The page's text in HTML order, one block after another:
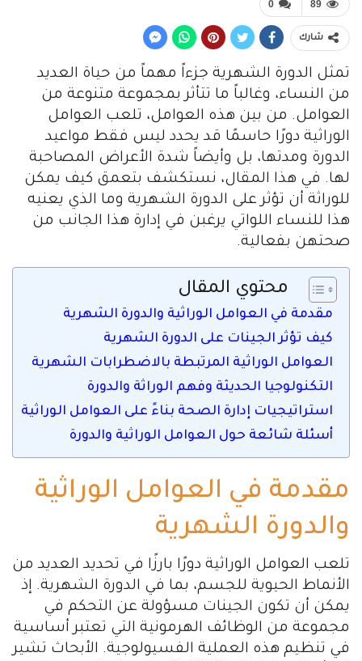
0 89
شارك
تمثل الدورة الشهرية جزءاً مهماً من حياة العديد
من النساء، وغالباً ما تتأثر بمجموعة متنوعة من
العوامل. من بين هذه العوامل، تلعب العوامل
الوراثية دورًا حاسمًا قد يحدد ليس فقط مواعيد
الدورة ومدتها، بل وأيضاً شدة الأعراض المصاحبة
لها. في هذا المقال، نستكشف بتعمق كيف يمكن
للوراثة أن تؤثر على الدورة الشهرية وما الذي يعنيه
هذا للنساء اللواتي يرغبن في إدارة هذا الجانب من
صحتهن بفعالية.
محتوي المقال
مقدمة في العوامل الوراثية والدورة الشهرية
كيف تؤثر الجينات على الدورة الشهرية
العوامل الوراثية المرتبطة بالاضطرابات الشهرية
التكنولوجيا الحديثة وفهم الوراثة والدورة
استراتيجيات إدارة الصحة بناءً على العوامل الوراثية
أسئلة شائعة حول العوامل الوراثية والدورة
مقدمة في العوامل الوراثية
والدورة الشهرية
تلعب العوامل الوراثية دورًا بارزًا في تحديد العديد من
الأنماط الحيوية للجسم، بما في الدورة الشهرية. إذ
يمكن أن تكون الجينات مسؤولة عن التحكم في
مجموعة من الوظائف الهرمونية التي تعتبر أساسية
في تنظيم هذه العملية الفسيولوجية. الأبحاث تشير